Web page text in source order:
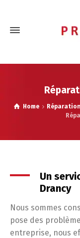
Home
Un
Drancy
Nous sommes
pose des
entreprise, nous